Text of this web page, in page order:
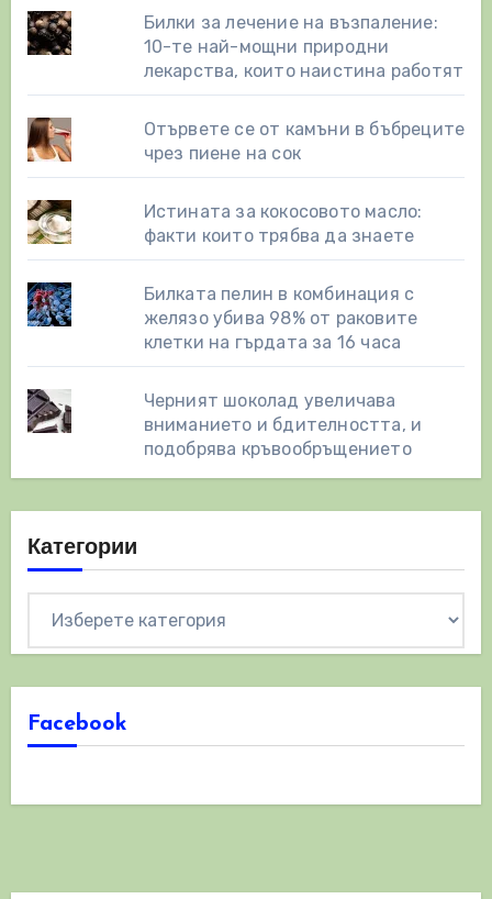
Билки за лечение на възпаление:
10-те най-мощни природни
лекарства, които наистина работят
Отървете се от камъни в бъбреците
чрез пиене на сок
Истината за кокосовото масло:
факти които трябва да знаете
Билката пелин в комбинация с
желязо убива 98% от раковите
клетки на гърдата за 16 часа
Черният шоколад увеличава
вниманието и бдителността, и
подобрява кръвообръщението
Категории
Facebook